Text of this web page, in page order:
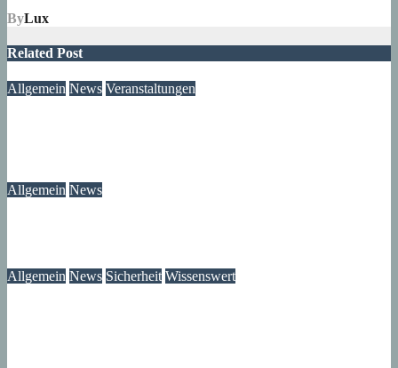
ByLux
Related Post
Allgemein News Veranstaltungen
Allgemein News
Allgemein News Sicherheit Wissenswert